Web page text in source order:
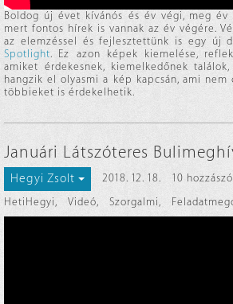
Boldog új évet kívánós és év végi, meg
mert fontos hírek is vannak az év végére.
az elemzéssel és fejlesztettünk is egy új
Spotlight. Ez azon képek kiemelése,
amiket érdekesnek, kiemelkedőnek
hangzik el olyasmi a kép kapcsán, ami nem
többieket is érdekelhetik.
Januári Látszóteres
Hegyi Zsolt 2018. 12. 18.
10
HetiHegyi , Videó, Szorgalmi ,